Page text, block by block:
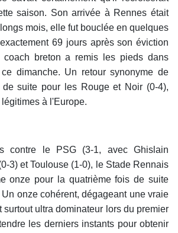
saison. Son arrivée à Rennes était
mois, elle fut bouclée en quelques
69 jours après son éviction
coach breton a remis les pieds dans
dimanche. Un retour synonyme de
de suite pour les Rouge et Noir (0-4),
à l'Europe.
contre le PSG (3-1, avec Ghislain
3) et Toulouse (1-0), le Stade Rennais
onze pour la quatrième fois de suite
onze cohérent, dégageant une vraie
surtout ultra dominateur lors du premier
les derniers instants pour obtenir